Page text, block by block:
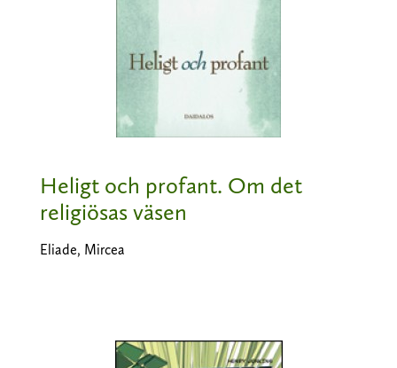
Heligt och profant. Om det
religiösas väsen
Eliade, Mircea